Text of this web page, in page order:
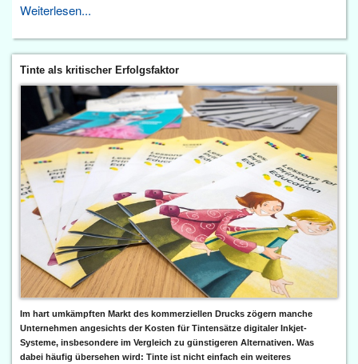
Weiterlesen...
Tinte als kritischer Erfolgsfaktor
Im hart umkämpften Markt des kommerziellen Drucks zögern manche
Unternehmen angesichts der Kosten für Tintensätze digitaler Inkjet-
Systeme, insbesondere im Vergleich zu günstigeren Alternativen. Was
dabei häufig übersehen wird: Tinte ist nicht einfach ein weiteres